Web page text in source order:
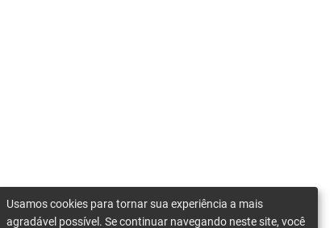
Usamos cookies para tornar sua experiência a mais
agradável possível. Se continuar navegando neste site, você